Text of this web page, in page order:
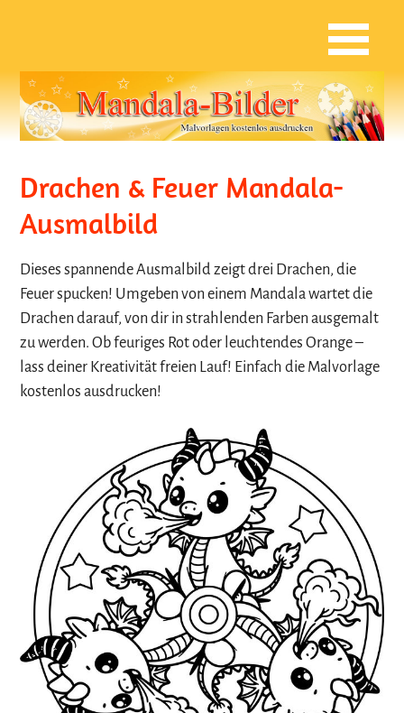
Drachen & Feuer Mandala-
Ausmalbild
Dieses spannende Ausmalbild zeigt drei Drachen, die
Feuer spucken! Umgeben von einem Mandala wartet die
Drachen darauf, von dir in strahlenden Farben ausgemalt
zu werden. Ob feuriges Rot oder leuchtendes Orange –
lass deiner Kreativität freien Lauf! Einfach die Malvorlage
kostenlos ausdrucken!